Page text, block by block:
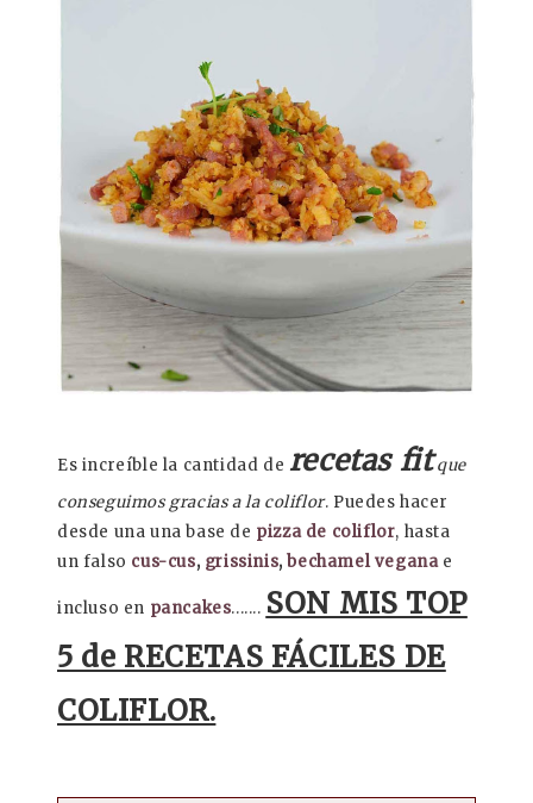
Es increíble la cantidad de recetas fit que
conseguimos gracias a la coliflor. Puedes hacer
desde una una base de pizza de coliflor, hasta
un falso cus-cus, grissinis,bechamel veganae
incluso en pancakes....... SON MIS TOP
5 de RECETAS FÁCILES DE
COLIFLOR.